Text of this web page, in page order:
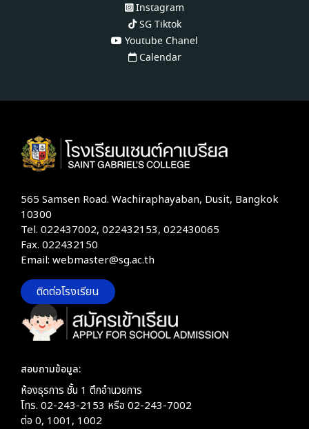
Instagram
SG Tiktok
Youtube Chanel
Calendar
565 Samsen Road. Wachiraphayaban, Dusit, Bangkok
10300
Tel. 022437002, 022432153, 022430065
Fax. 022432150
Email: webmaster@sg.ac.th
ติดต่อโรงเรียน
สอบถามข้อมูล:
ห้องธุรการ ชั้น 1 ตึกอำนวยการ
โทร. 02-243-2153 หรือ 02-243-7002
ต่อ 0, 1001, 1002